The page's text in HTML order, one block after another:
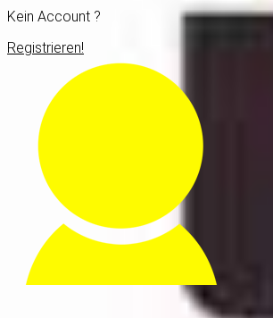
Kein Account ?
Registrieren!